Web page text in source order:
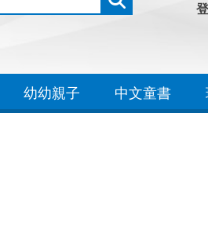
幼幼親子 中文童書